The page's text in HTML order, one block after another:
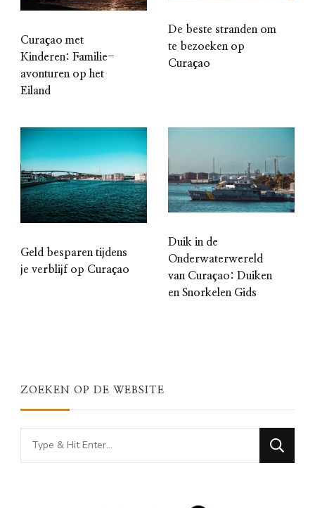
Curaçao met
Kinderen: Familie-
avonturen op het
Eiland
De beste stranden om
te bezoeken op
Curaçao
Geld besparen tijdens
je verblijf op Curaçao
Duik in de
Onderwaterwereld
van Curaçao: Duiken
en Snorkelen Gids
ZOEKEN OP DE WEBSITE
Looking
for